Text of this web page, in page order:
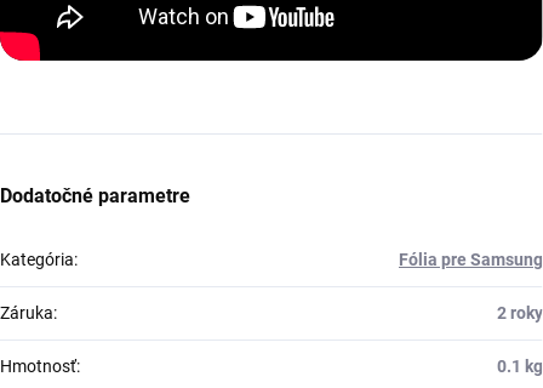
Dodatočné parametre
Kategória: Fólia pre Samsung
Záruka: 2 roky
Hmotnosť: 0.1 kg